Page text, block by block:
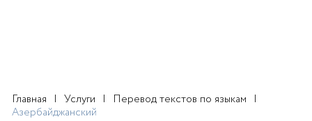
Главная Услуги
Перевод текстов по языкам
Азербайджанский